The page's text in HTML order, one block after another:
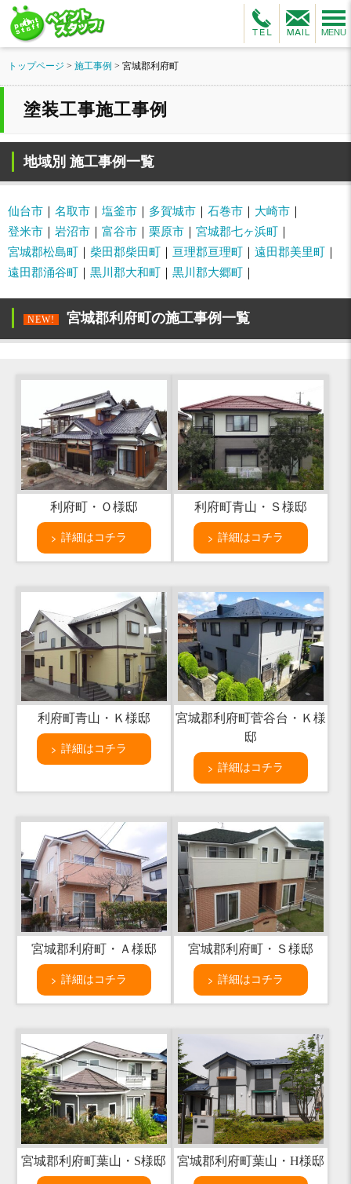
トップページ > 施工事例 > 宮城郡利府町
塗装工事施工事例
地域別 施工事例一覧
仙台市 名取市 塩釜市 多賀城市 石巻市
大崎市
登米市
岩沼市 富谷市 栗原市
宮城郡七ヶ浜町
宮城郡松島町
柴田郡柴田町 亘理郡亘理町
遠田郡美里町
遠田郡涌谷町
黒川郡大和町 黒川郡大郷町
NEW! 宮城郡利府町の施工事例一覧
利府町・Ｏ様邸
詳細はコチラ
利府町青山・Ｓ様邸
詳細はコチラ
利府町青山・Ｋ様邸
詳細はコチラ
宮城郡利府町菅谷台・Ｋ様
邸
詳細はコチラ
宮城郡利府町・Ａ様邸
詳細はコチラ
宮城郡利府町・Ｓ様邸
詳細はコチラ
宮城郡利府町葉山・S様邸 宮城郡利府町葉山・H様邸